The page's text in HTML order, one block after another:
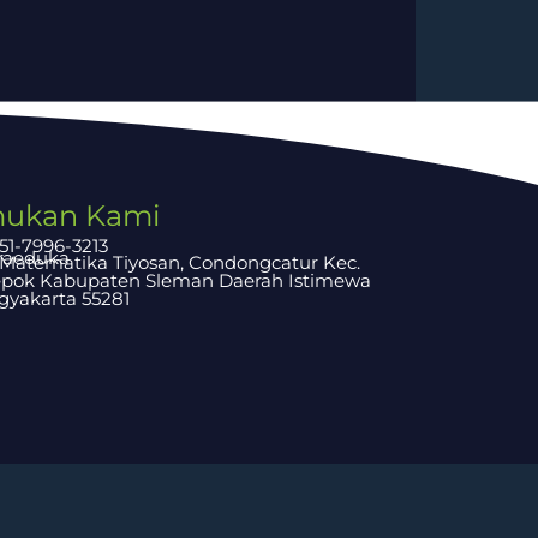
Kami
7996-3213
Tiyosan, Condongcatur Kec.
Kabupaten Sleman Daerah Istimewa
55281